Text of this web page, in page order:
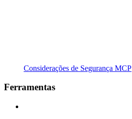
Considerações de Segurança MCP
Ferramentas